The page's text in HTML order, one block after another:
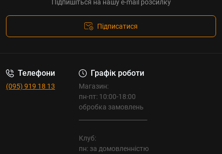
Підпишіться на нашу e-mail розсилку
Підписатися
Телефони
(095) 919 18 13
Графік роботи
Магазин:
пн-пт: 10:00-18:00
обробка замовлень
Клуб:
пн: за домовленністю